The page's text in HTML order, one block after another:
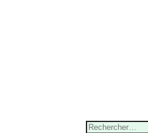
Rechercher :